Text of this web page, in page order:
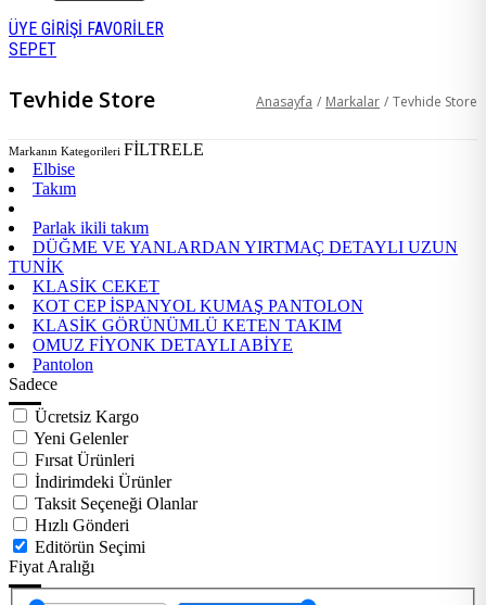
ÜYE GİRİŞİ FAVORİLER
SEPET
Tevhide Store Anasayfa / Markalar / Tevhide Store
Markanın Kategorileri FİLTRELE
Elbise
Takım
Parlak ikili takım
DÜĞME VE YANLARDAN YIRTMAÇ DETAYLI UZUN
TUNİK
KLASİK CEKET
KOT CEP İSPANYOL KUMAŞ PANTOLON
KLASİK GÖRÜNÜMLÜ KETEN TAKIM
OMUZ FİYONK DETAYLI ABİYE
Pantolon
Sadece
Ücretsiz Kargo
Yeni Gelenler
Fırsat Ürünleri
İndirimdeki Ürünler
Taksit Seçeneği Olanlar
Hızlı Gönderi
Editörün Seçimi
Fiyat Aralığı